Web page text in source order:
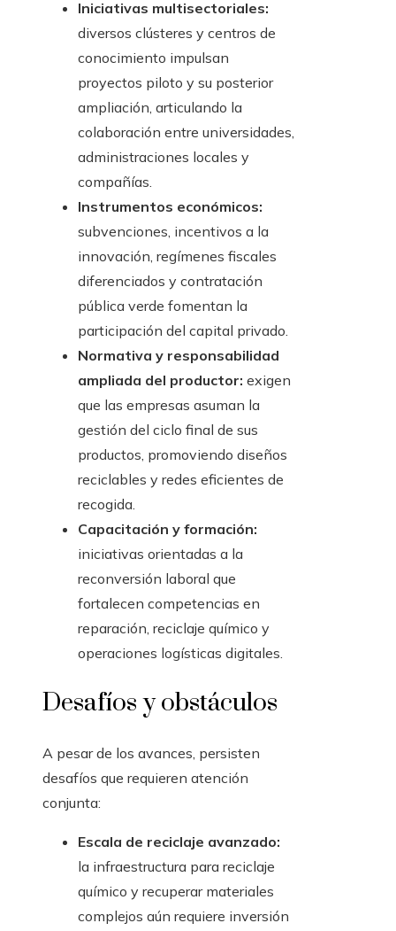
Iniciativas multisectoriales:
diversos clústeres y centros de
conocimiento impulsan
proyectos piloto y su posterior
ampliación, articulando la
colaboración entre universidades,
administraciones locales y
compañías.
Instrumentos económicos:
subvenciones, incentivos a la
innovación, regímenes fiscales
diferenciados y contratación
pública verde fomentan la
participación del capital privado.
Normativa y responsabilidad
ampliada del productor: exigen
que las empresas asuman la
gestión del ciclo final de sus
productos, promoviendo diseños
reciclables y redes eficientes de
recogida.
Capacitación y formación:
iniciativas orientadas a la
reconversión laboral que
fortalecen competencias en
reparación, reciclaje químico y
operaciones logísticas digitales.
Desafíos y obstáculos
A pesar de los avances, persisten
desafíos que requieren atención
conjunta:
Escala de reciclaje avanzado:
la infraestructura para reciclaje
químico y recuperar materiales
complejos aún requiere inversión